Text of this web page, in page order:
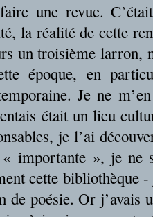
une revue.
la réalité de cette
un troisième larron,
époque, en
Je ne
était un lieu
je l’ai
« importante », je ne
cette bibliothèque
de poésie. Or j’avais